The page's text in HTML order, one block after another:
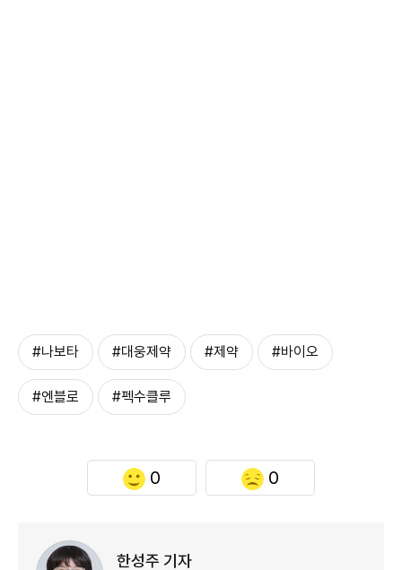
#나보타 #대웅제약 #제약 #바이오
#엔블로 #펙수클루
0 0
한성주 기자